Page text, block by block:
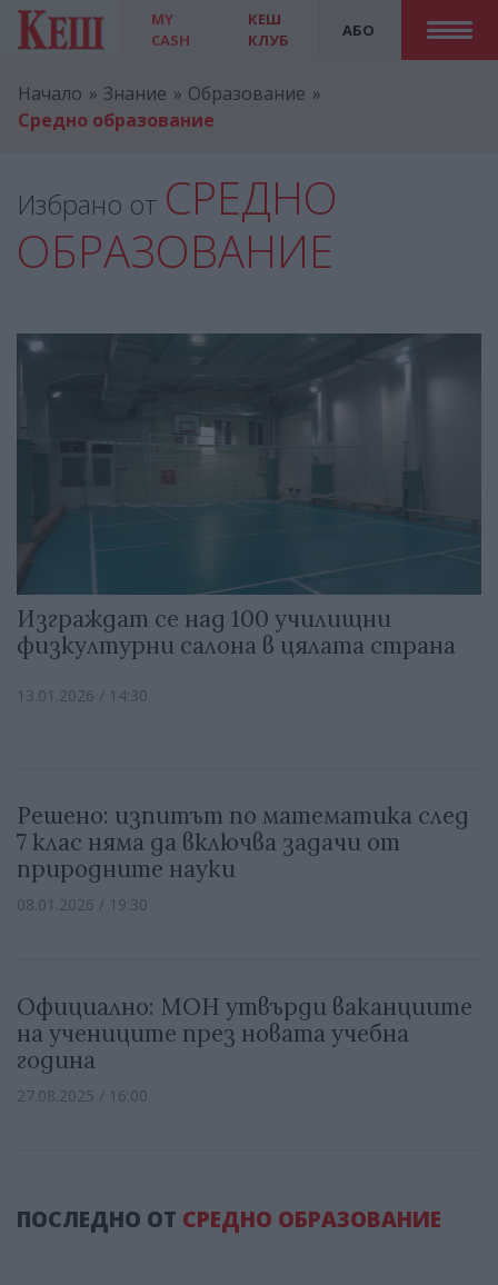
MY
CASH
АБО
КЕШ
КЛУБ
Начало Знание
Образование
Средно образование
Избрано от СРЕДНО
ОБРАЗОВАНИЕ
Изграждат се над 100 училищни
физкултурни салона в цялата страна
13.01.2026 / 14:30
Решено: изпитът по математика след
7 клас няма да включва задачи от
природните науки
08.01.2026 / 19:30
Официално: МОН утвърди ваканциите
на учениците през новата учебна
година
27.08.2025 / 16:00
ПОСЛЕДНО ОТ СРЕДНО ОБРАЗОВАНИЕ